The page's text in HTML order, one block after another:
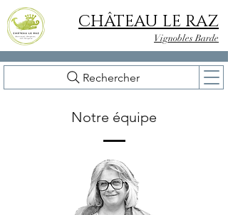
Rechercher
CHÂTEAU LE RAZ
Vignobles Barde
Notre équipe